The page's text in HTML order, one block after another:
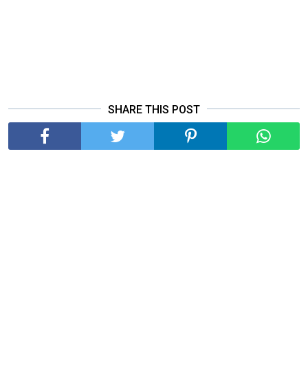
SHARE THIS POST